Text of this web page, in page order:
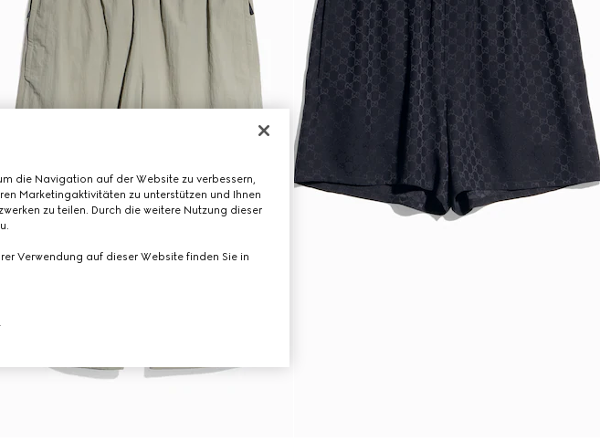
die Navigation auf der Website zu verbessern,
Marketingaktivitäten zu unterstützen und Ihnen
zu teilen. Durch die weitere Nutzung dieser
Verwendung auf dieser Website finden Sie in